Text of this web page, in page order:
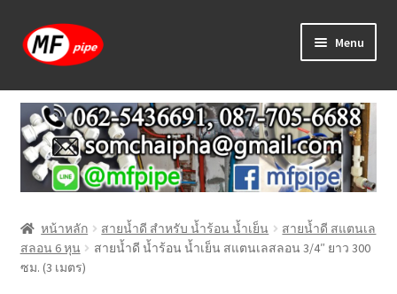
Skip
to
Skip
to
Menu
หน้าแรก
ร้านค้า
วิธีการเดินท่อ PAP
บทความ
วิธีการสั่งซื้อ
หน้าหลัก สายน้ำดี สำหรับ น้ำร้อน น้ำเย็น
สายน้ำดี สแตนเล
สลอน 6 หุน
สายน้ำดี น้ำร้อน น้ำเย็น สแตนเลสลอน 3/4″ ยาว 300
ซม. (3 เมตร)